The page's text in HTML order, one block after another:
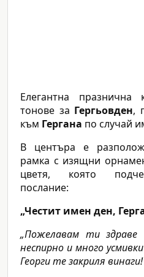
Елегантна празнична
тонове за Гергьовден,
към Гергана по случай
В центъра е
рамка с изящни
цветя, която
послание:
„Честит имен ден,
„Пожелавам ти
неспирно и много
Георги те закриля